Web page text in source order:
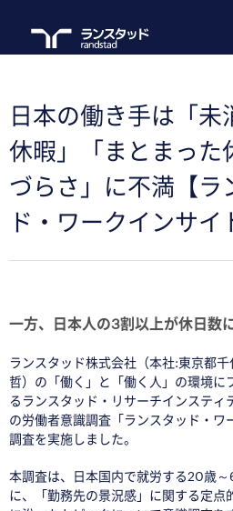
日本の働き手は「未
休暇」「まとまった
づらさ」に不満【ラ
ド・ワークインサイ
一方、日本人の3割以上が休日数
ランスタッド株式会社（本社:東京都
哲）の「働く」と「働く人」の環境に
るランスタッド・リサーチインスティ
の労働者意識調査「ランスタッド・ワ
調査を実施しました。
本調査は、日本国内で就労する20歳
に、「勤務先の景況感」に関する定点